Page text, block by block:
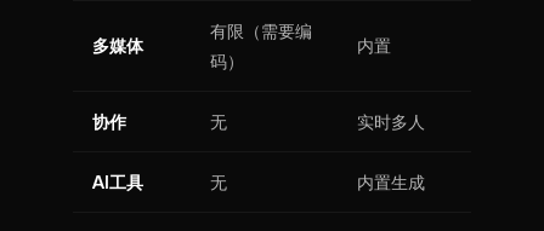
多媒体
有限（需要编
码）
内置
协作 无 实时多人
AI工具 无 内置生成